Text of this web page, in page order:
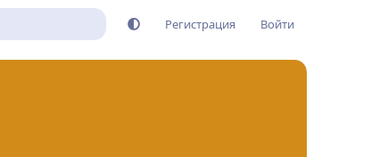
Регистрация Войти